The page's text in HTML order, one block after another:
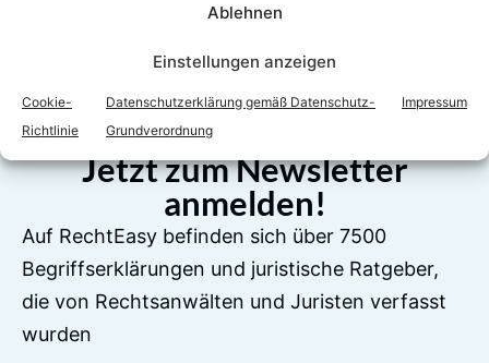
Ablehnen
Einstellungen anzeigen
Cookie-
Richtlinie
Datenschutzerklärung gemäß Datenschutz-
Grundverordnung
Impressum
LinkedIn WhatsApp
Jetzt zum Newsletter
anmelden!
Auf RechtEasy befinden sich über 7500
Begriffserklärungen und juristische Ratgeber,
die von Rechtsanwälten und Juristen verfasst
wurden